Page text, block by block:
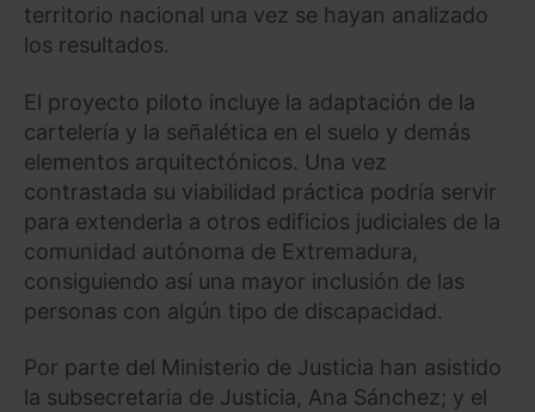
territorio nacional una vez se hayan analizado
los resultados.
El proyecto piloto incluye la adaptación de la
cartelería y la señalética en el suelo y demás
elementos arquitectónicos. Una vez
contrastada su viabilidad práctica podría servir
para extenderla a otros edificios judiciales de la
comunidad autónoma de Extremadura,
consiguiendo así una mayor inclusión de las
personas con algún tipo de discapacidad.
Por parte del Ministerio de Justicia han asistido
la subsecretaria de Justicia, Ana Sánchez; y el